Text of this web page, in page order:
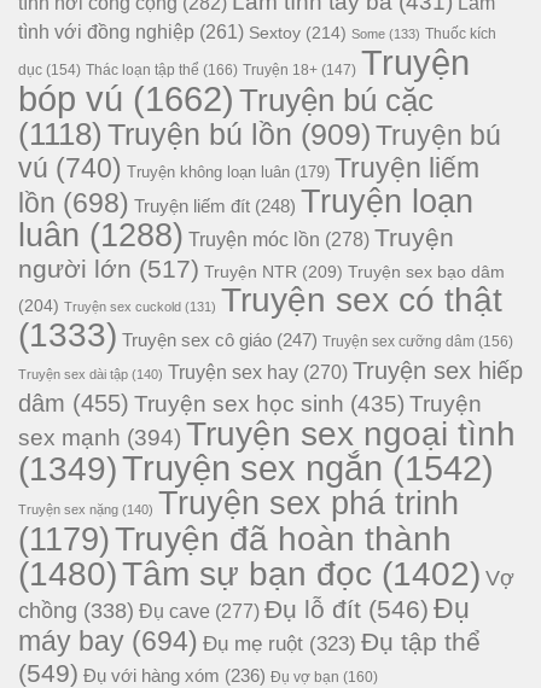
tình với đồng nghiệp (261) Sextoy (214) Some (133) Thuốc kích
dục (154) Thác loạn tập thể (166) Truyện 18+ (147) Truyện
bóp vú (1662) Truyện bú cặc
(1118) Truyện bú lồn (909)Truyện bú
vú (740) Truyện không loạn luân (179) Truyện liếm
lồn (698) Truyện liếm đít (248) Truyện loạn
luân (1288) Truyện móc lồn (278) Truyện
người lớn (517) Truyện NTR (209) Truyện sex bạo dâm
(204) Truyện sex cuckold (131) Truyện sex có thật
(1333) Truyện sex cô giáo (247) Truyện sex cưỡng dâm (156)
Truyện sex dài tập (140) Truyện sex hay (270) Truyện sex hiếp
dâm (455) Truyện sex học sinh (435) Truyện
sex mạnh (394) Truyện sex ngoại tình
(1349)Truyện sex ngắn (1542)
Truyện sex nặng (140) Truyện sex phá trinh
(1179)Truyện đã hoàn thành
(1480)Tâm sự bạn đọc (1402) Vợ
chồng (338) Đụ cave (277) Đụ lỗ đít (546) Đụ
máy bay (694) Đụ mẹ ruột (323) Đụ tập thể
(549) Đụ với hàng xóm (236) Đụ vợ bạn (160)